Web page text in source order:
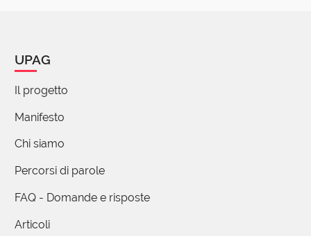
UPAG
Il progetto
Manifesto
Chi siamo
Percorsi di parole
FAQ - Domande e risposte
Articoli